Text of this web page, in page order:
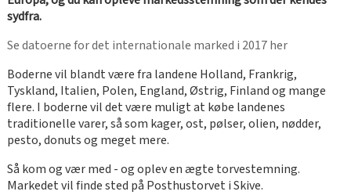
sydfra.
Se datoerne for det internationale marked i 2017 her
Boderne vil blandt være fra landene Holland, Frankrig,
Tyskland, Italien, Polen, England, Østrig, Finland og mange
flere. I boderne vil det være muligt at købe landenes
traditionelle varer, så som kager, ost, pølser, olien, nødder,
pesto, donuts og meget mere.
Så kom og vær med - og oplev en ægte torvestemning.
Markedet vil finde sted på Posthustorvet i Skive.